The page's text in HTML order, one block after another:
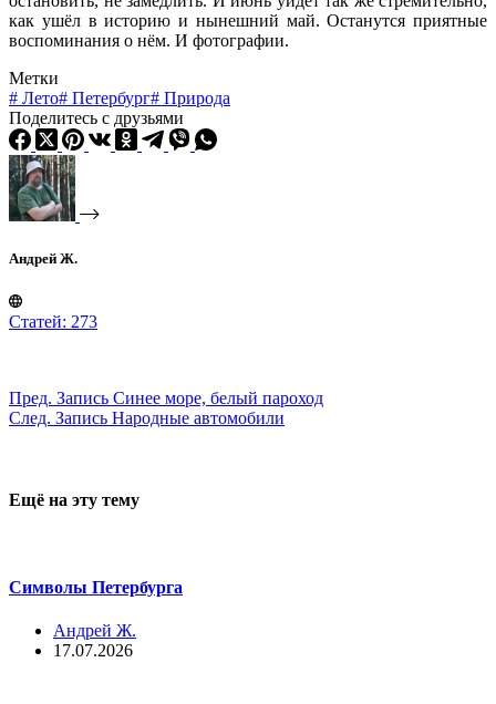
как ушёл в историю и нынешний май. Останутся приятные
воспоминания о нём. И фотографии.
Метки
# Лето# Петербург# Природа
Поделитесь с друзьями
Андрей Ж.
Статей: 273
Пред. Запись Синее море, белый пароход
След. Запись Народные автомобили
Ещё на эту тему
Символы Петербурга
Андрей Ж.
17.07.2026